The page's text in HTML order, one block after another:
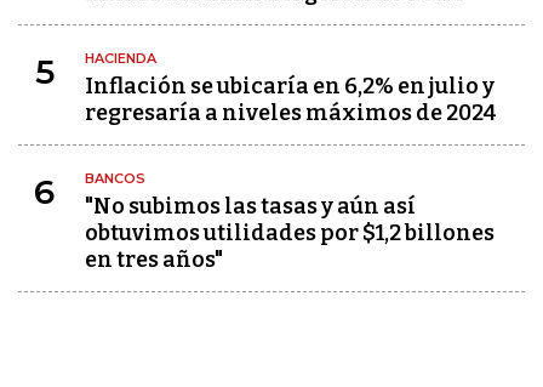
5 HACIENDA
Inflación se ubicaría en 6,2% en julio y
regresaría a niveles máximos de 2024
6 BANCOS
"No subimos las tasas y aún así
obtuvimos utilidades por $1,2 billones
en tres años"